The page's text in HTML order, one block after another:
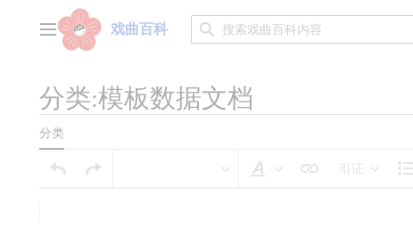
主菜单 戏曲百科
分类:模板数据文档
分类
引证